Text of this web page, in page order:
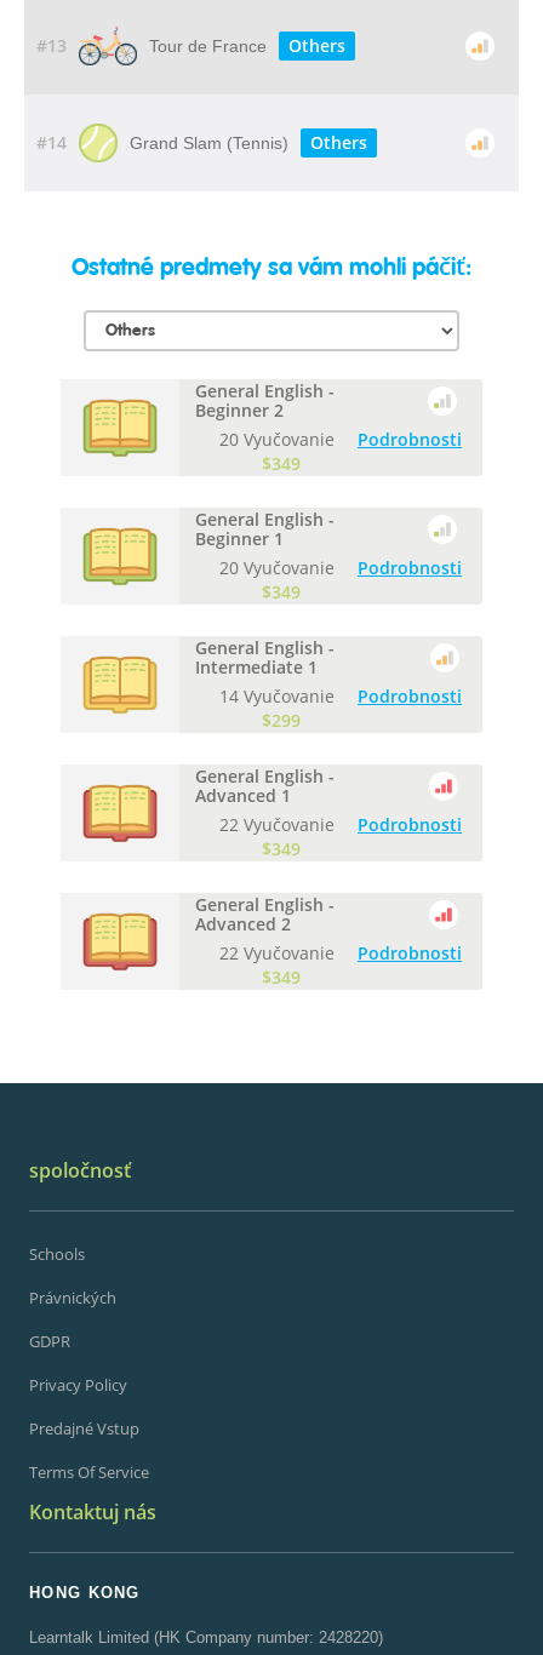
#13 Tour de France Others
#14 Grand Slam (Tennis) Others
Ostatné predmety sa vám mohli páčiť:
General English -
Beginner 2
20 Vyučovanie
$349
Podrobnosti
General English -
Beginner 1
20 Vyučovanie
$349
Podrobnosti
General English -
Intermediate 1
14 Vyučovanie
$299
Podrobnosti
General English -
Advanced 1
22 Vyučovanie
$349
Podrobnosti
General English -
Advanced 2
22 Vyučovanie
$349
Podrobnosti
spoločnosť
Schools
Právnických
GDPR
Privacy Policy
Predajné Vstup
Terms Of Service
Kontaktuj nás
HONG KONG
Learntalk Limited (HK Company number: 2428220)